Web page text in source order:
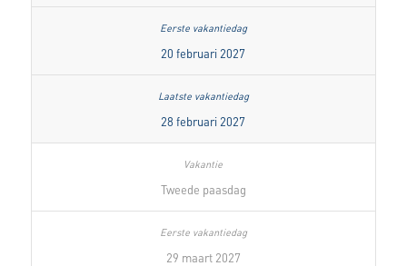
20 februari 2027
28 februari 2027
Tweede paasdag
29 maart 2027